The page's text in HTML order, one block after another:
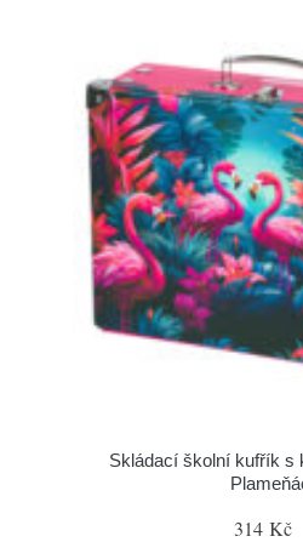
Skládací školní kufřík s
314 Kč